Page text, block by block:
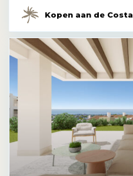
Kopen aan de Costa